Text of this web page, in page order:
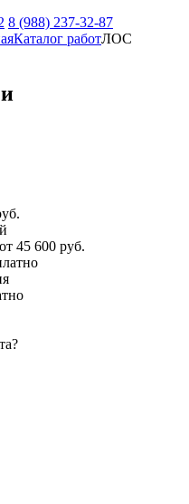
8 (988) 237-32-87
Каталог работЛОС
45 600 руб.